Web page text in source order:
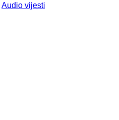
Audio vijesti